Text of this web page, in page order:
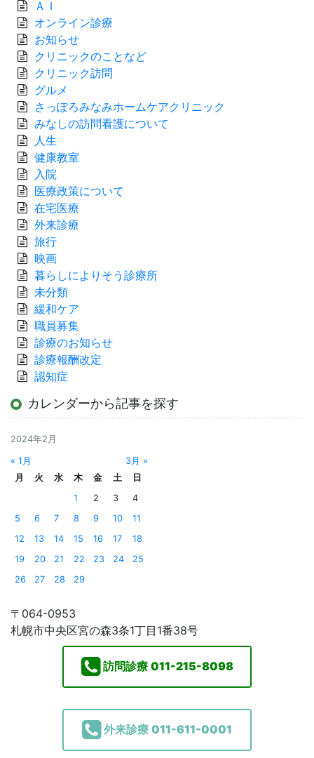
ＡＩ
オンライン診療
お知らせ
クリニックのことなど
クリニック訪問
グルメ
さっぽろみなみホームケアクリニック
みなしの訪問看護について
人生
健康教室
入院
医療政策について
在宅医療
外来診療
旅行
映画
暮らしによりそう診療所
未分類
緩和ケア
職員募集
診療のお知らせ
診療報酬改定
認知症
カレンダーから記事を探す
2024年2月
« 1月
3月 »
月
火 水 木 金 土
日
1
2 3
4
5
6 7 8 9 10
11
12
13 14 15 16 17
18
19
20 21 22 23 24
25
26
27 28 29
〒064-0953
札幌市中央区宮の森3条1丁目1番38号
訪問診療 011-215-8098
外来診療 011-611-0001